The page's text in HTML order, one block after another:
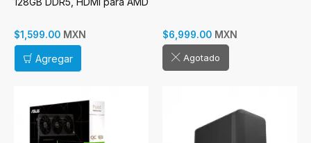
$1,599.00 MXN
Agregar
$6,999.00 MXN
Agotado